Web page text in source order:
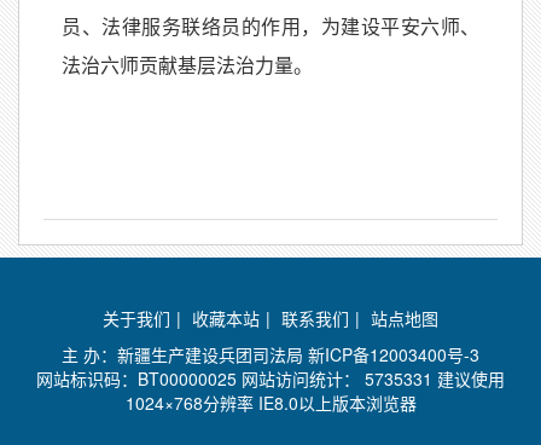
员、法律服务联络员的作用，为建设平安六师、
法治六师贡献基层法治力量。
关于我们 | 收藏本站 | 联系我们 | 站点地图
主 办：新疆生产建设兵团司法局 新ICP备12003400号-3
网站标识码：BT00000025 网站访问统计： 5735331 建议使用
1024×768分辨率 IE8.0以上版本浏览器